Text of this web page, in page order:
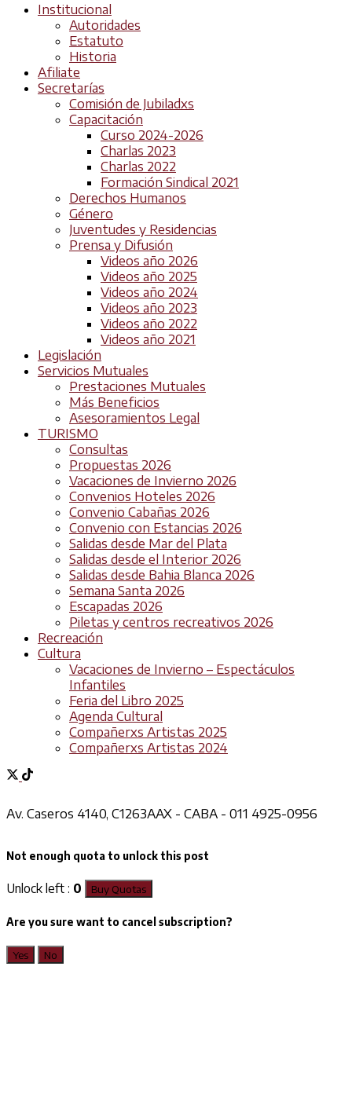
Institucional
Autoridades
Estatuto
Historia
Afiliate
Secretarías
Comisión de Jubiladxs
Capacitación
Curso 2024-2026
Charlas 2023
Charlas 2022
Formación Sindical 2021
Derechos Humanos
Género
Juventudes y Residencias
Prensa y Difusión
Videos año 2026
Videos año 2025
Videos año 2024
Videos año 2023
Videos año 2022
Videos año 2021
Legislación
Servicios Mutuales
Prestaciones Mutuales
Más Beneficios
Asesoramientos Legal
TURISMO
Consultas
Propuestas 2026
Vacaciones de Invierno 2026
Convenios Hoteles 2026
Convenio Cabañas 2026
Convenio con Estancias 2026
Salidas desde Mar del Plata
Salidas desde el Interior 2026
Salidas desde Bahia Blanca 2026
Semana Santa 2026
Escapadas 2026
Piletas y centros recreativos 2026
Recreación
Cultura
Vacaciones de Invierno – Espectáculos
Infantiles
Feria del Libro 2025
Agenda Cultural
Compañerxs Artistas 2025
Compañerxs Artistas 2024
Av. Caseros 4140, C1263AAX - CABA - 011 4925-0956
Not enough quota to unlock this post
Unlock left : 0 Buy Quotas
Are you sure want to cancel subscription?
Yes No